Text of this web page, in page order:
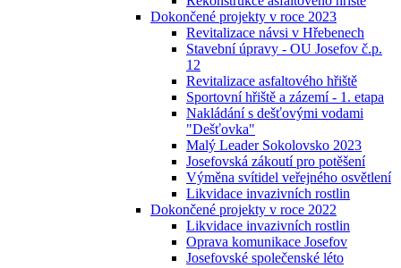
Dokončené projekty v roce 2023
Revitalizace návsi v Hřebenech
Stavební úpravy - OU Josefov č.p.
12
Revitalizace asfaltového hřiště
Sportovní hřiště a zázemí - 1. etapa
Nakládání s dešťovými vodami
"Dešťovka"
Malý Leader Sokolovsko 2023
Josefovská zákoutí pro potěšení
Výměna svítidel veřejného osvětlení
Likvidace invazivních rostlin
Dokončené projekty v roce 2022
Likvidace invazivních rostlin
Oprava komunikace Josefov
Josefovské společenské léto